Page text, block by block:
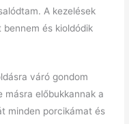
A kezelések
és kioldódik
váró gondom
másra előbukkannak a
minden porcikámat és